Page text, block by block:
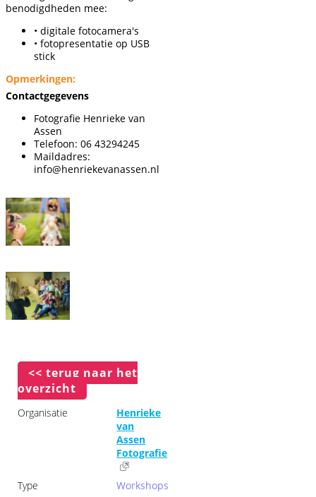
benodigdheden mee:
• digitale fotocamera's
• fotopresentatie op USB
stick
Opmerkingen:
Contactgegevens
Fotografie Henrieke van
Assen
Telefoon: 06 43294245
Maildadres:
info@henriekevanassen.nl
<< terug naar het
overzicht
Organisatie
Henrieke
van
Assen
Fotografie
Type
Workshops